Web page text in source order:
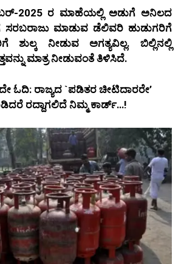
2025 ರ ಮಾಹೆಯಲ್ಲಿ ಅಡುಗೆ ಅನಿಲದ
ಸರಬರಾಜು ಮಾಡುವ ಡೆಲಿವರಿ ಹುಡುಗರಿಗೆ
ಶುಲ್ಕ ನೀಡುವ ಅಗತ್ಯವಿಲ್ಲ. ಬಿಲ್ಲಿನಲ್ಲಿ
ಮಾತ್ರ ನೀಡುವಂತೆ ತಿಳಿಸಿದೆ.
ಓದಿ: ರಾಜ್ಯದ `ಪಡಿತರ ಚೀಟಿದಾರರೇ’
ರದ್ದಾಗಲಿದೆ ನಿಮ್ಮ ಕಾರ್ಡ್‌…!